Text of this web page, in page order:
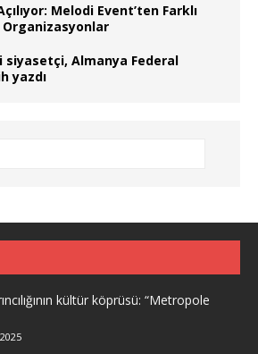
Melodi Event’ten Farklı
Almanya Federal
yazdı
kültür köprüsü: “Metropole